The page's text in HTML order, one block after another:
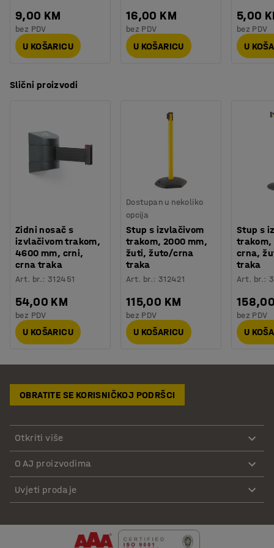
9,00 KM
bez PDV
U KOŠARICU
16,00 KM
bez PDV
U KOŠARICU
5,00
bez PDV
U
Slični proizvodi
Zidni nosač s
izvlačivom trakom,
4600 mm, crni,
crna traka
Art. br.:312451
54,00 KM
bez PDV
U KOŠARICU
Dostupan u nekoliko
opcija
Stup s izvlačivom
trakom, 2000 mm,
žuti, žuto/crna
traka
Art. br.: 312421
115,00 KM
bez PDV
U KOŠARICU
Stup s
trakom,
crna,
traka
Art. br.:
bez PDV
U
OBRATITE SE KORISNIČKOJ PODRŠCI
Otkriti više
O AJ proizvodima
Uvjeti prodaje